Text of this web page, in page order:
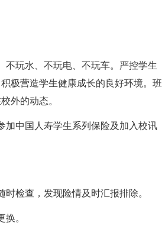
不玩水、不玩电、不玩车。严控学生
极营造学生健康成长的良好环境。班
外的动态。
加中国人寿学生系列保险及加入校讯
检查，发现险情及时汇报排除。
。